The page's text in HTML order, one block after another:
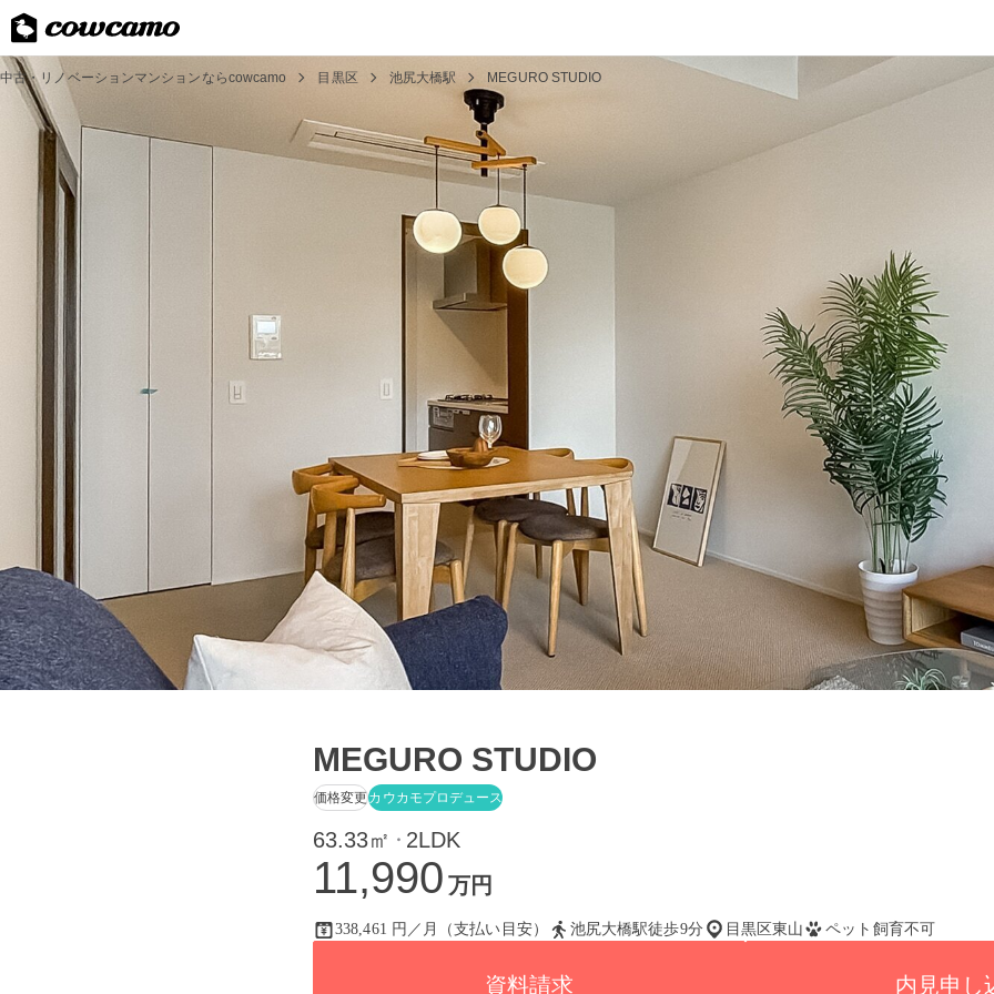
中古・リノベーションマンションならcowcamo 目黒区 池尻大橋駅 MEGURO STUDIO
MEGURO STUDIO
価格変更カウカモプロデュース
63.33㎡ ・ 2LDK
11,990 万円
338,461 円／月（支払い目安） 池尻大橋駅徒歩9分 目黒区東山 ペット飼育不可
資料請求 内見申し